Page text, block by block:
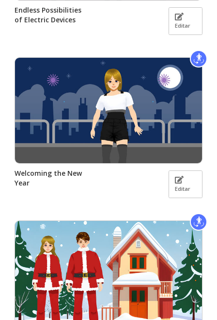
Endless Possibilities
of Electric Devices
Editar
Welcoming the New
Year
Editar